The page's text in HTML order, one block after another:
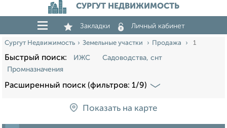
СУРГУТ НЕДВИЖИМОСТЬ
Закладки Личный кабинет
Сургут Недвижимость Земельные участки Продажа 1
Быстрый поиск: ИЖС
Садоводства, снт
Промназначения
Расширенный поиск (фильтров: 1/9)
Показать на карте